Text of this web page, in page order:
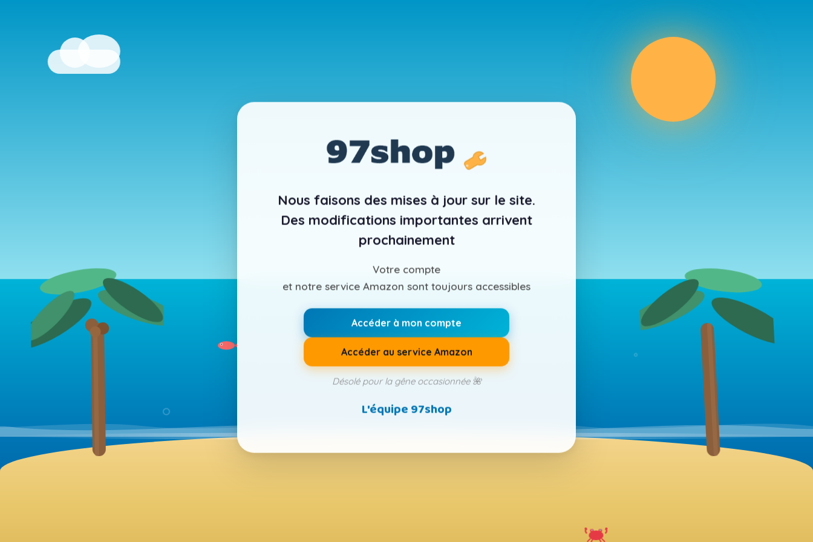
Nous faisons des mises à jour sur le site.
Des modifications importantes arrivent
prochainement
Votre compte
et notre service Amazon sont toujours accessibles
Accéder à mon compte
Accéder au service Amazon
Désolé pour la gêne occasionnée 🌺
L'équipe 97shop